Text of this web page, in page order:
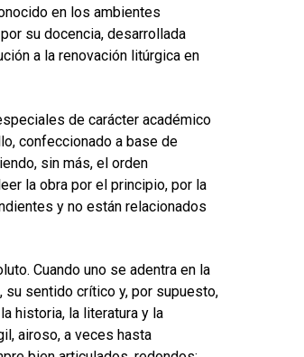
en los ambientes
su docencia, desarrollada
a la renovación litúrgica en
de carácter académico
confeccionado a base de
sin más, el orden
la obra por el principio, por la
y no están relacionados
Cuando uno se adentra en la
su sentido crítico y, por supuesto,
historia, la literatura y la
airoso, a veces hasta